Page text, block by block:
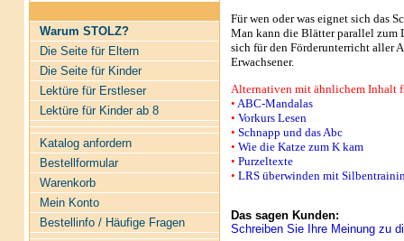
Warum STOLZ?
Die Seite für Eltern
Die Seite für Kinder
Lektüre für Erstleser
Lektüre für Kinder ab 8
Katalog anfordern
Bestellformular
Warenkorb
Mein Konto
Bestellinfo / Häufige Fragen
Für wen oder was eignet sich das
Man kann die Blätter parallel zum
sich für den Förderunterricht aller
Erwachsener.
Alternativen mit ähnlichem Inhalt
• ABC-Mandalas
• Vorkurs Lesen
• Schnapp und das Abc
• Wie die Katze zum K kam
• Purzeltexte
• LRS überwinden mit
Das sagen Kunden:
Schreiben Sie Ihre Meinung zu